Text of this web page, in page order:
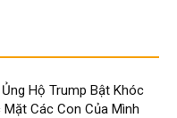
Hộ Trump Bật Khóc
Các Con Của Mình